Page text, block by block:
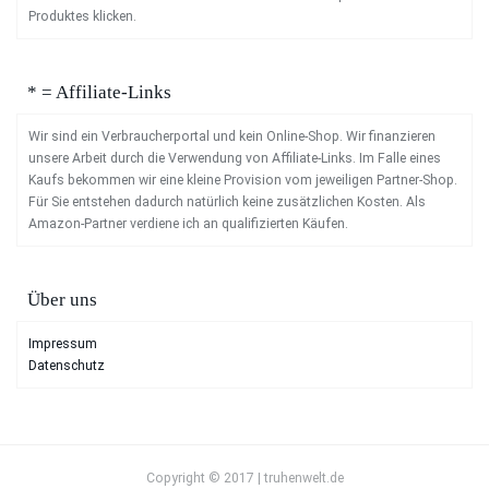
Produktes klicken.
* = Affiliate-Links
Wir sind ein Verbraucherportal und kein Online-Shop. Wir finanzieren
unsere Arbeit durch die Verwendung von Affiliate-Links. Im Falle eines
Kaufs bekommen wir eine kleine Provision vom jeweiligen Partner-Shop.
Für Sie entstehen dadurch natürlich keine zusätzlichen Kosten. Als
Amazon-Partner verdiene ich an qualifizierten Käufen.
Über uns
Impressum
Datenschutz
Copyright © 2017 | truhenwelt.de